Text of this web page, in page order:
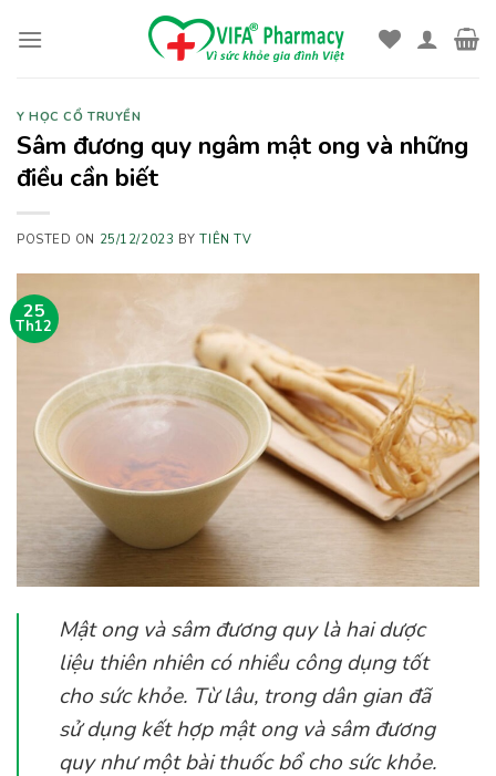
Y HỌC CỔ TRUYỀN
Sâm đương quy ngâm mật ong và những
điều cần biết
POSTED ON 25/12/2023 BYTIÊN TV
25
Th12
Mật ong và sâm đương quy là hai dược
liệu thiên nhiên có nhiều công dụng tốt
cho sức khỏe. Từ lâu, trong dân gian đã
sử dụng kết hợp mật ong và sâm đương
quy như một bài thuốc bổ cho sức khỏe.